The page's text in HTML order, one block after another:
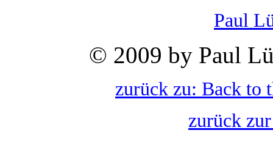
Paul
© 2009 by Paul
zurück zu: Back to
zurück